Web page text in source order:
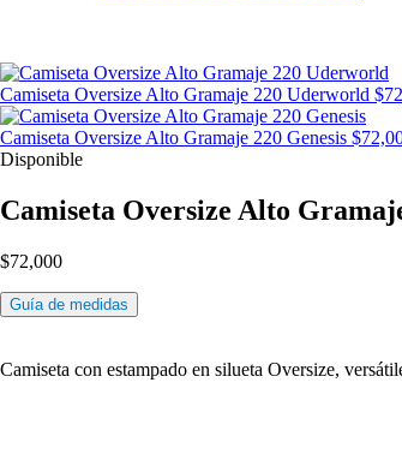
Camiseta Oversize Alto Gramaje 220 Uderworld $
Camiseta Oversize Alto Gramaje 220 Genesis $
Disponible
Camiseta Oversize Alto
$72,000
Guía de medidas
Camiseta con estampado en silueta Oversize,